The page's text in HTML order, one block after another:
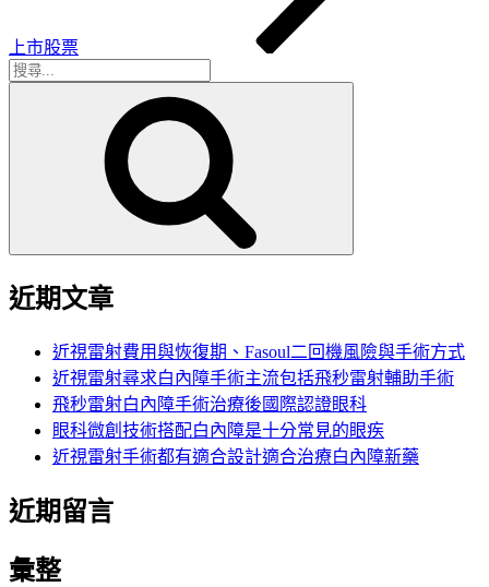
上市股票
搜
近期文章
近視雷射費用與恢復期、Fasoul二回機風險與手術方式
近視雷射尋求白內障手術主流包括飛秒雷射輔助手術
飛秒雷射白內障手術治療後國際認證眼科
眼科微創技術搭配白內障是十分常見的眼疾
近視雷射手術都有適合設計適合治療白內障新藥
近期留言
彙整